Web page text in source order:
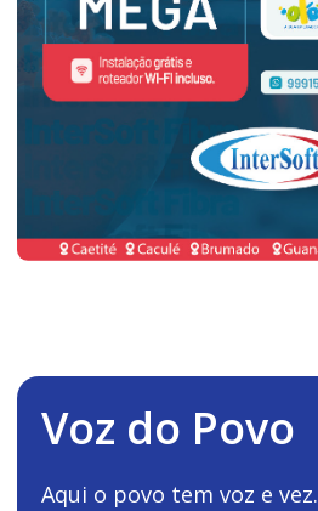
Voz do Povo
Aqui o povo tem voz e vez.